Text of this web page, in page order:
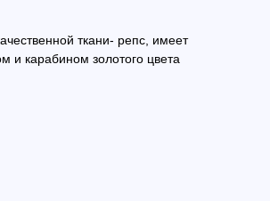
ткани- репс, имеет
и карабином золотого цвета